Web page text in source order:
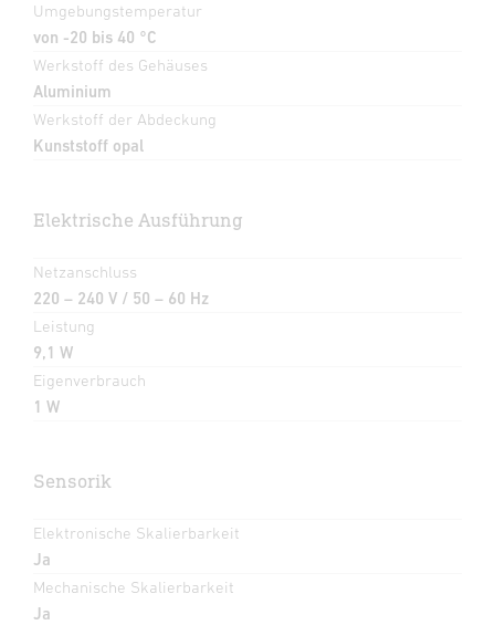
Umgebungstemperatur
von -20 bis 40 °C
Werkstoff des Gehäuses
Aluminium
Werkstoff der Abdeckung
Kunststoff opal
Elektrische Ausführung
Netzanschluss
220 – 240 V / 50 – 60 Hz
Leistung
9,1 W
Eigenverbrauch
1 W
Sensorik
Elektronische Skalierbarkeit
Ja
Mechanische Skalierbarkeit
Ja